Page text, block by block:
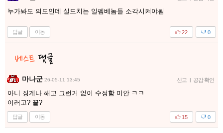
누가봐도 의도인데 실드치는 일펨베놈들 소각시켜야됨
답글 이동 0
22
마나군 26-05-11 13:45 신고 | 공감 확인
아니 징계나 해고 그런거 없이 수정함 미안 ㅋㅋ
이러고? 끝?
답글 이동 0
15